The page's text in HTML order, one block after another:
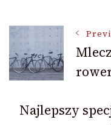
Post
Najlepszy